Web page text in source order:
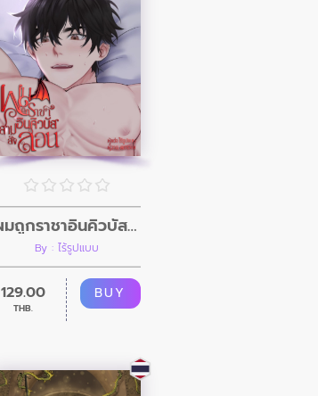
ผมถูกราชาอินคิวบัสสาปสั่งสอน
By : ไร้รูปแบบ
129.00
THB.
BUY